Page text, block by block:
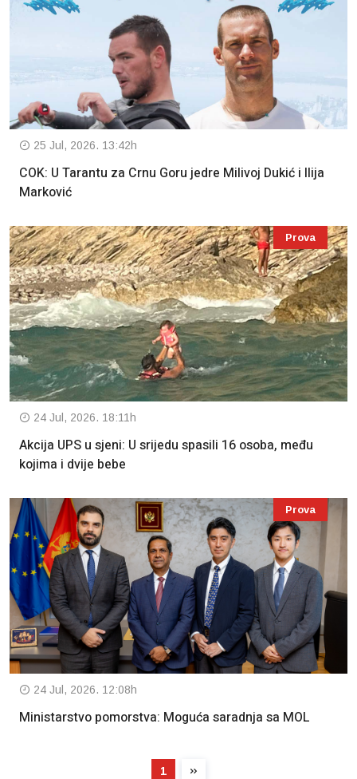
25 Jul, 2026. 13:42h
COK: U Tarantu za Crnu Goru jedre Milivoj Dukić i Ilija
Marković
Prova
24 Jul, 2026. 18:11h
Akcija UPS u sjeni: U srijedu spasili 16 osoba, među
kojima i dvije bebe
Prova
24 Jul, 2026. 12:08h
Ministarstvo pomorstva: Moguća saradnja sa MOL
1